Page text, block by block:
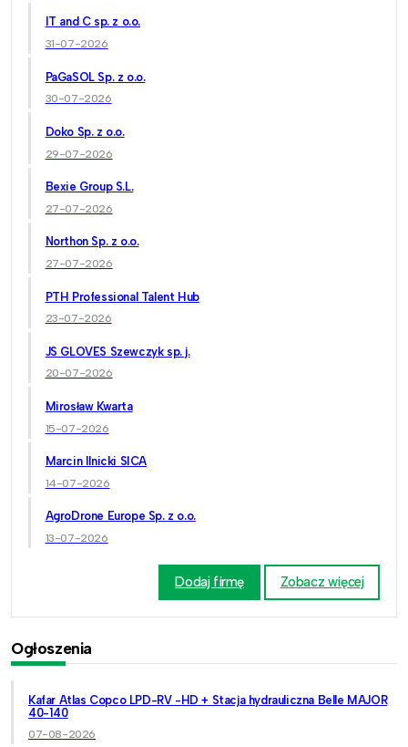
IT and C sp. z o.o.
31-07-2026
PaGaSOL Sp. z o.o.
30-07-2026
Doko Sp. z o.o.
29-07-2026
Bexie Group S.L.
27-07-2026
Northon Sp. z o.o.
27-07-2026
PTH Professional Talent Hub
23-07-2026
JS GLOVES Szewczyk sp. j.
20-07-2026
Mirosław Kwarta
15-07-2026
Marcin Ilnicki SICA
14-07-2026
AgroDrone Europe Sp. z o.o.
13-07-2026
Dodaj firmę Zobacz więcej
Ogłoszenia
Kafar Atlas Copco LPD-RV -HD + Stacja hydrauliczna Belle MAJOR
40-140
07-08-2026